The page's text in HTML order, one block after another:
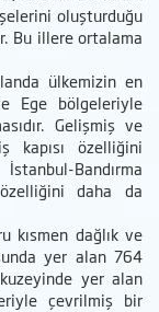
oluşturduğu
Bu illere ortalama
ülkemizin en
Ege bölgeleriyle
Gelişmiş ve
kapısı özelliğini
Bandırma
daha da
kısmen dağlık ve
yer alan 764
yer alan
çevrilmiş bir